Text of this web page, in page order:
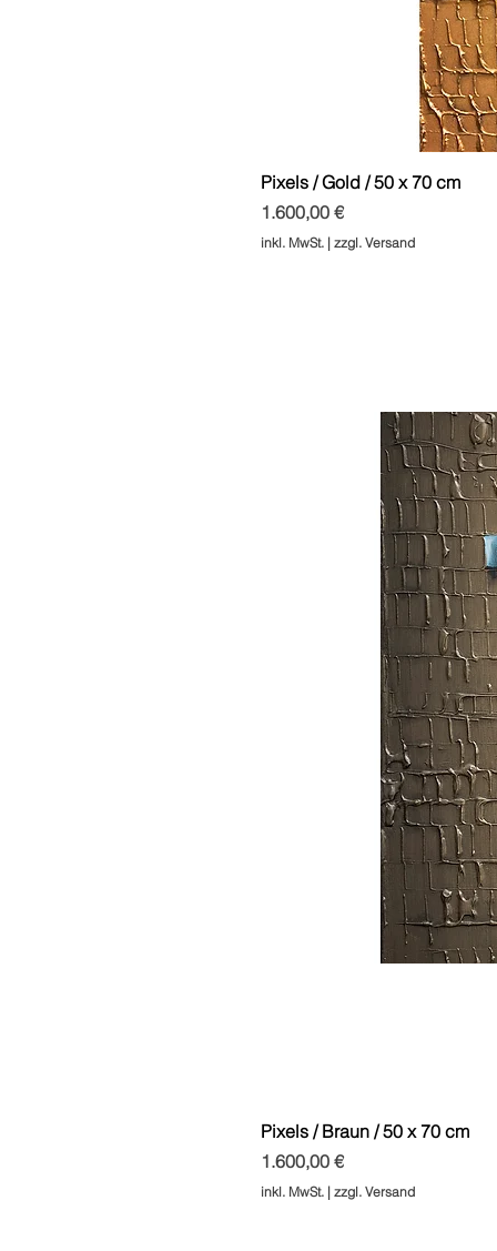
Pixels / Gold / 50 x 70 cm
Preis
1.600,00 €
inkl. MwSt. |zzgl. Versand
Pixels / Braun / 50 x 70 cm
Preis
1.600,00 €
inkl. MwSt. |zzgl. Versand